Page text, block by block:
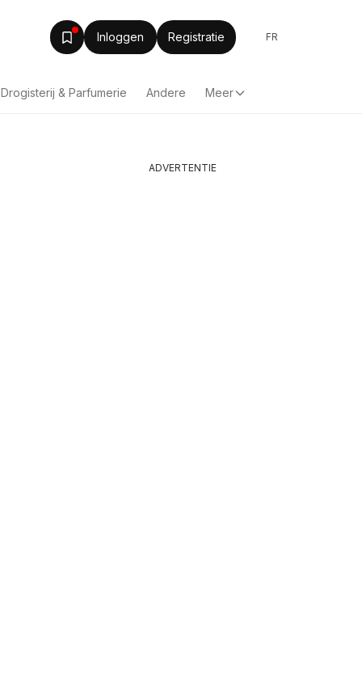
Inloggen Registratie FR
Drogisterij & Parfumerie Andere Meer
ADVERTENTIE